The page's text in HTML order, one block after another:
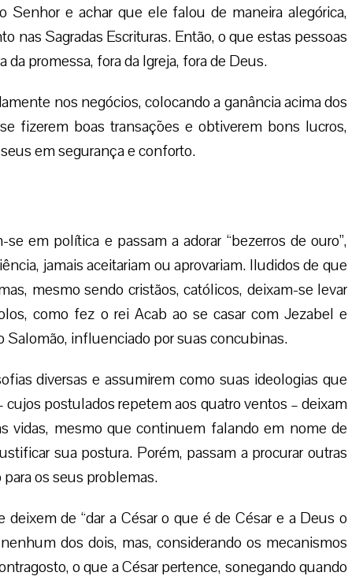
Senhor e achar que ele falou de maneira alegórica,
nas Sagradas Escrituras. Então, o que estas pessoas
promessa, fora da Igreja, fora de Deus.
nos negócios, colocando a ganância acima dos
fizerem boas transações e obtiverem bons lucros,
em segurança e conforto.
em política e passam a adorar “bezerros de ouro”,
jamais aceitariam ou aprovariam. Iludidos de que
mesmo sendo cristãos, católicos, deixam-se levar
como fez o rei Acab ao se casar com Jezabel e
Salomão, influenciado por suas concubinas.
diversas e assumirem como suas ideologias que
postulados repetem aos quatro ventos – deixam
vidas, mesmo que continuem falando em nome de
sua postura. Porém, passam a procurar outras
os seus problemas.
de “dar a César o que é de César e a Deus o
dos dois, mas, considerando os mecanismos
o que a César pertence, sonegando quando